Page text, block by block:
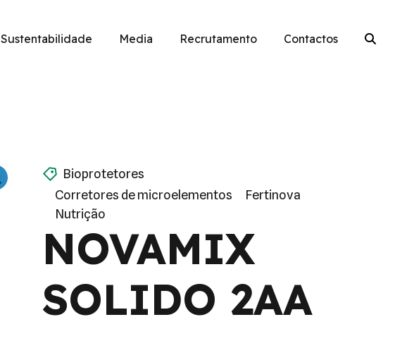
Sustentabilidade Media Recrutamento Contactos
Bioprotetores
Corretores de microelementos
Fertinova
Nutrição
NOVAMIX
SOLIDO 2AA